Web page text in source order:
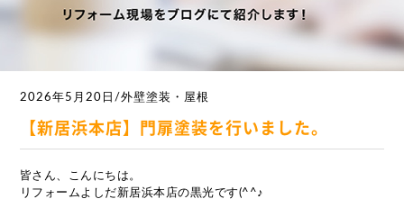
2026年5月20日/外壁塗装・屋根
【新居浜本店】門扉塗装を行いました。
皆さん、こんにちは。
リフォームよしだ新居浜本店の黒光です(^^♪